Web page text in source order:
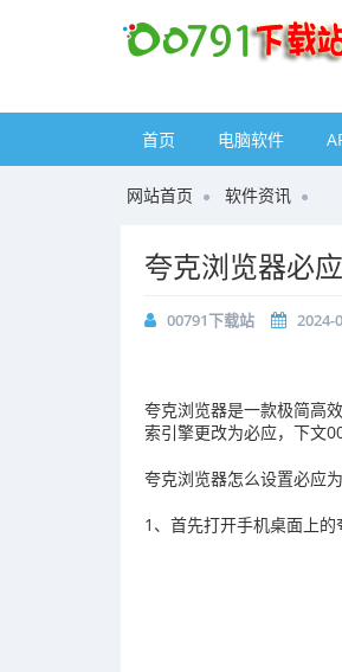
首页 电脑软件
网站首页 软件资讯
夸克浏览器必
00791下载站 2024-
夸克浏览器是一款极简高
索引擎更改为必应，下文
夸克浏览器怎么设置必应
1、首先打开手机桌面上的